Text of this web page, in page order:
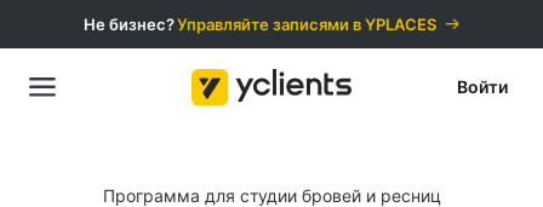
Управляйте записями в YPLACES️
Не бизнес?
Войти
Программа для студии бровей и ресниц